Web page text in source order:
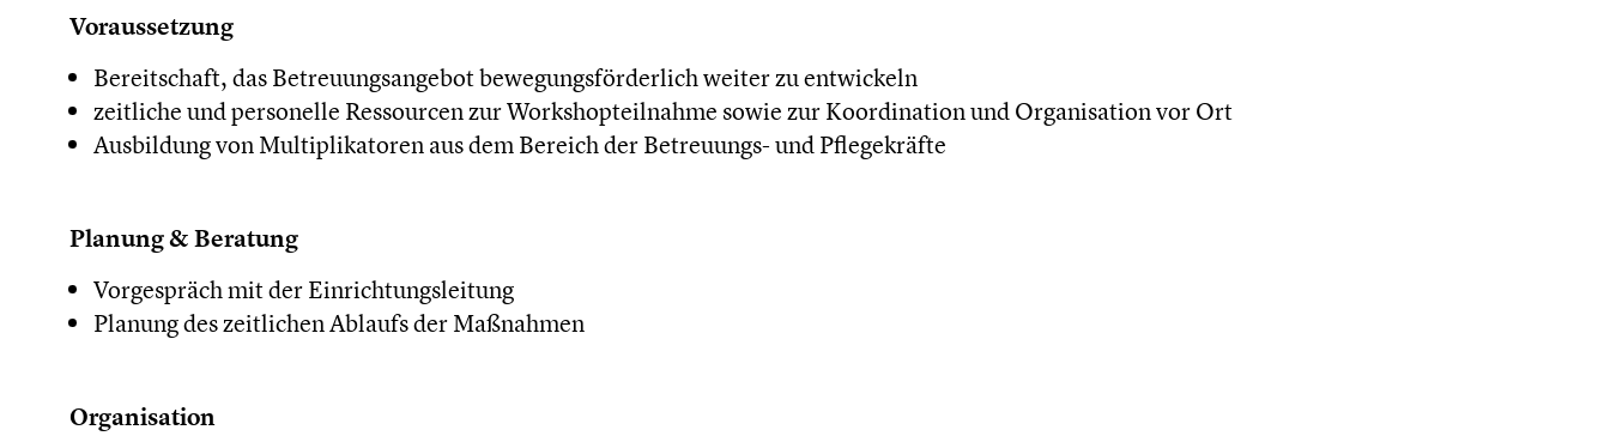
Voraussetzung
Bereitschaft, das Betreuungsangebot bewegungsförderlich weiter zu entwickeln
zeitliche und personelle Ressourcen zur Workshopteilnahme sowie zur Koordination und Organisation vor Ort
Ausbildung von Multiplikatoren aus dem Bereich der Betreuungs- und Pflegekräfte
Planung & Beratung
Vorgespräch mit der Einrichtungsleitung
Planung des zeitlichen Ablaufs der Maßnahmen
Organisation